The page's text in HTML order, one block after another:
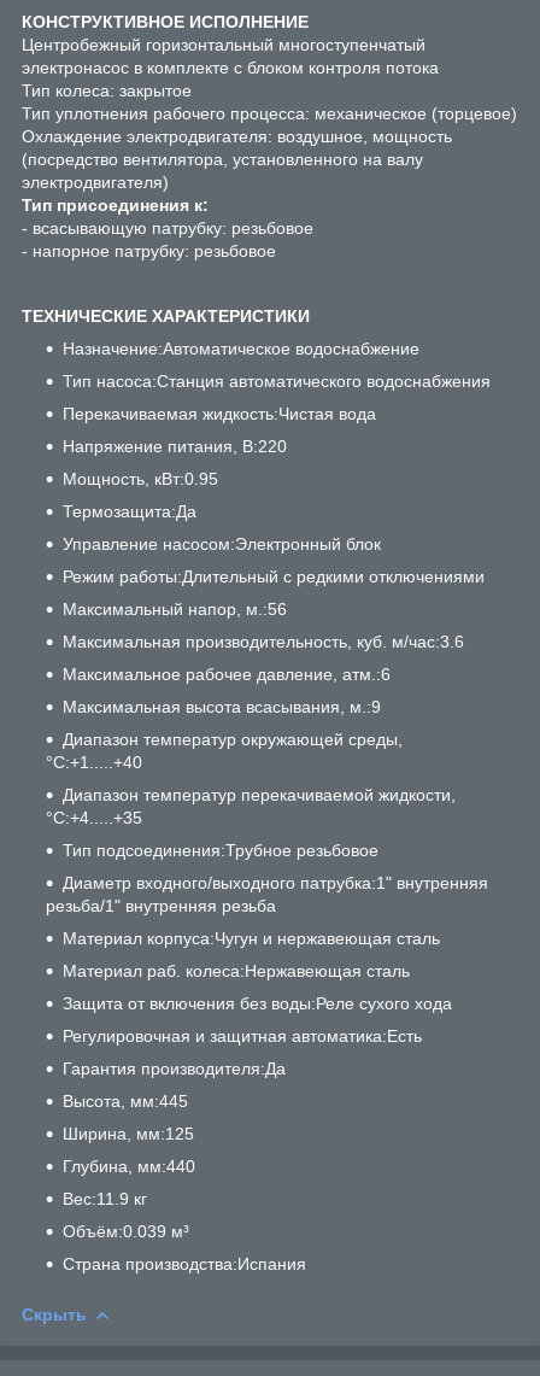
КОНСТРУКТИВНОЕ ИСПОЛНЕНИЕ
Центробежный горизонтальный многоступенчатый
электронасос в комплекте с блоком контроля потока
Тип колеса: закрытое
Тип уплотнения рабочего процесса: механическое (торцевое)
Охлаждение электродвигателя: воздушное, мощность
(посредство вентилятора, установленного на валу
электродвигателя)
Тип присоединения к:
- всасывающую патрубку: резьбовое
- напорное патрубку: резьбовое
ТЕХНИЧЕСКИЕ ХАРАКТЕРИСТИКИ
Назначение:Автоматическое водоснабжение
Тип насоса:Станция автоматического водоснабжения
Перекачиваемая жидкость:Чистая вода
Напряжение питания, В:220
Мощность, кВт:0.95
Термозащита:Да
Управление насосом:Электронный блок
Режим работы:Длительный с редкими отключениями
Максимальный напор, м.:56
Максимальная производительность, куб. м/час:3.6
Максимальное рабочее давление, атм.:6
Максимальная высота всасывания, м.:9
Диапазон температур окружающей среды,
°C:+1.....+40
Диапазон температур перекачиваемой жидкости,
°C:+4.....+35
Тип подсоединения:Трубное резьбовое
Диаметр входного/выходного патрубка:1" внутренняя
резьба/1" внутренняя резьба
Материал корпуса:Чугун и нержавеющая сталь
Материал раб. колеса:Нержавеющая сталь
Защита от включения без воды:Реле сухого хода
Регулировочная и защитная автоматика:Есть
Гарантия производителя:Да
Высота, мм:445
Ширина, мм:125
Глубина, мм:440
Вес:11.9 кг
Объём:0.039 м³
Страна производства:Испания
Скрыть